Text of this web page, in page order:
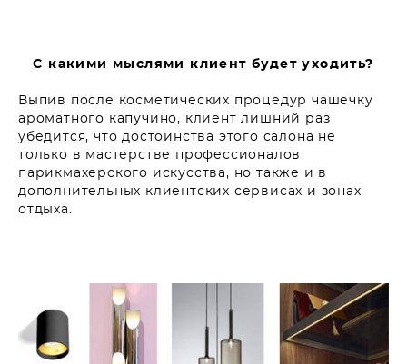
С какими мыслями клиент будет уходить?
Выпив после косметических процедур чашечку
ароматного капучино, клиент лишний раз
убедится, что достоинства этого салона не
только в мастерстве профессионалов
парикмахерского искусства, но также и в
дополнительных клиентских сервисах и зонах
отдыха.